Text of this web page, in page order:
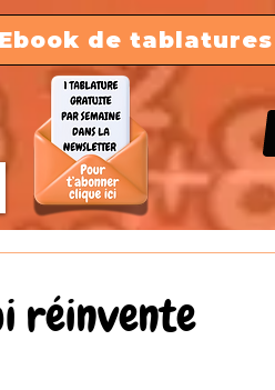
Ebook de tablatures
réinvente